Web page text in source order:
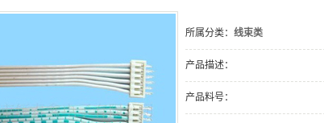
所属分类： 线束类
产品描述：
产品料号：